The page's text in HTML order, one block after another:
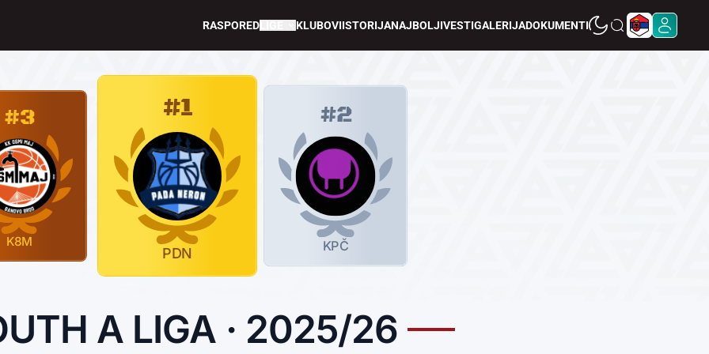
RASPORED KLUBOVIISTORIJANAJBOLJIVESTIGALERIJADOKUMENTI
#3
K8M
#1
PDN
#2
KPČ
A LIGA · 2025/26